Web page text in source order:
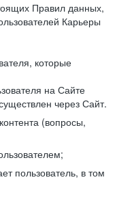
Правил данных,
Карьеры
которые
на Сайте
через Сайт.
(вопросы,
пользователь, в том